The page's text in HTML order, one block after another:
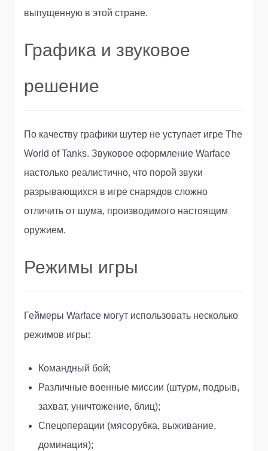
выпущенную в этой стране.
Графика и звуковое
решение
По качеству графики шутер не уступает игре The
World of Tanks. Звуковое оформление Warface
настолько реалистично, что порой звуки
разрывающихся в игре снарядов сложно
отличить от шума, производимого настоящим
оружием.
Режимы игры
Геймеры Warface могут использовать несколько
режимов игры:
Командный бой;
Различные военные миссии (штурм, подрыв,
захват, уничтожение, блиц);
Спецоперации (мясорубка, выживание,
доминация);